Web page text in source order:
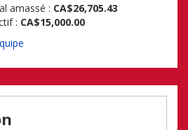
amassé : CA$26,705.43
: CA$15,000.00